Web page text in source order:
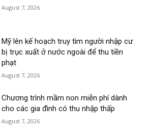
August 7, 2026
Mỹ lên kế hoạch truy tìm người nhập cư
bị trục xuất ở nước ngoài để thu tiền
phạt
August 7, 2026
Chương trình mầm non miễn phí dành
cho các gia đình có thu nhập thấp
August 7, 2026